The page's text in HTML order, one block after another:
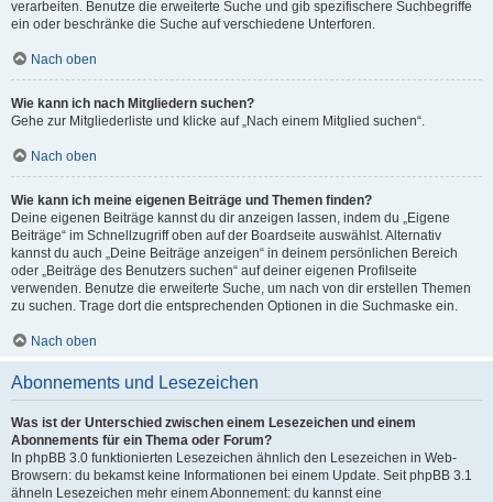
verarbeiten. Benutze die erweiterte Suche und gib spezifischere Suchbegriffe
ein oder beschränke die Suche auf verschiedene Unterforen.
Nach oben
Wie kann ich nach Mitgliedern suchen?
Gehe zur Mitgliederliste und klicke auf „Nach einem Mitglied suchen“.
Nach oben
Wie kann ich meine eigenen Beiträge und Themen finden?
Deine eigenen Beiträge kannst du dir anzeigen lassen, indem du „Eigene
Beiträge“ im Schnellzugriff oben auf der Boardseite auswählst. Alternativ
kannst du auch „Deine Beiträge anzeigen“ in deinem persönlichen Bereich
oder „Beiträge des Benutzers suchen“ auf deiner eigenen Profilseite
verwenden. Benutze die erweiterte Suche, um nach von dir erstellen Themen
zu suchen. Trage dort die entsprechenden Optionen in die Suchmaske ein.
Nach oben
Abonnements und Lesezeichen
Was ist der Unterschied zwischen einem Lesezeichen und einem
Abonnements für ein Thema oder Forum?
In phpBB 3.0 funktionierten Lesezeichen ähnlich den Lesezeichen in Web-
Browsern: du bekamst keine Informationen bei einem Update. Seit phpBB 3.1
ähneln Lesezeichen mehr einem Abonnement: du kannst eine